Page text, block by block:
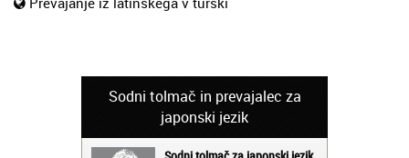
Sodni tolmač in prevajalec za
japonski jezik